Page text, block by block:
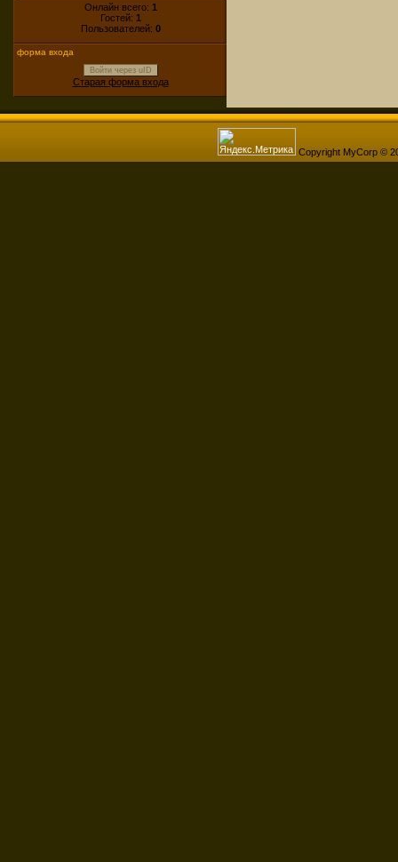
Онлайн всего: 1
Гостей: 1
Пользователей: 0
форма входа
Войти через uID
Старая форма входа
Copyright MyCorp ©